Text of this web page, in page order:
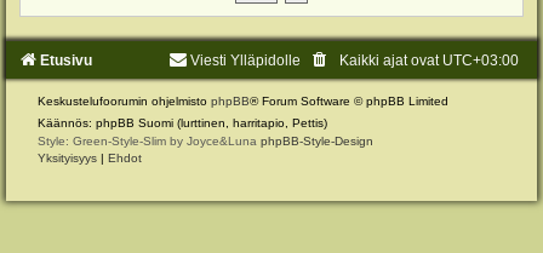
Etusivu Kaikki ajat ovat UTC+03:00
Viesti Ylläpidolle
Keskustelufoorumin ohjelmisto phpBB® Forum Software © phpBB Limited
Käännös: phpBB Suomi (lurttinen, harritapio, Pettis)
Style: Green-Style-Slim by Joyce&Luna phpBB-Style-Design
Yksityisyys | Ehdot